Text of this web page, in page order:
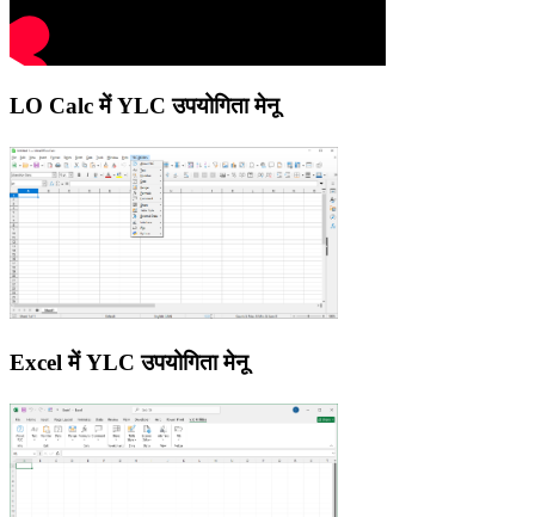
LO Calc में YLC उपयोगिता मेनू
Excel में YLC उपयोगिता मेनू